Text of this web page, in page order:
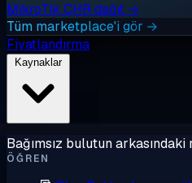
MikroTik CHR dağıt →
Tüm marketplace'i gör →
Fiyatlandırma
Kaynaklar
Bağımsız bulutun
ÖĞREN